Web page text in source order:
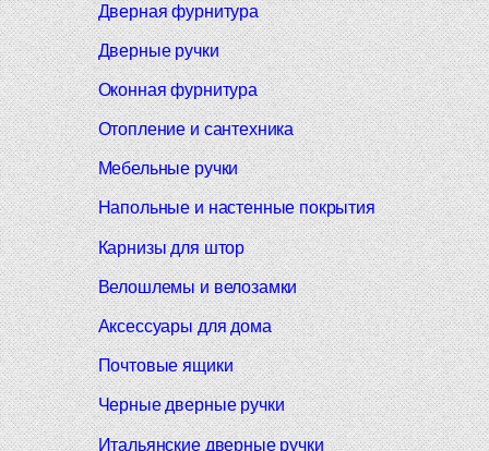
Дверная фурнитура
Дверные ручки
Оконная фурнитура
Отопление и сантехника
Мебельные ручки
Напольные и настенные покрытия
Карнизы для штор
Велошлемы и велозамки
Аксессуары для дома
Почтовые ящики
Черные дверные ручки
Итальянские дверные ручки